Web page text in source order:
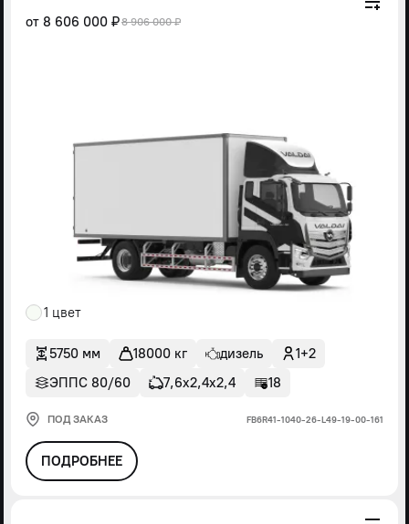
от 8 606 000 ₽8 906 000 ₽
1 цвет
5750 мм 18000 кг дизель
1+2
ЭППС 80/60
7,6х2,4х2,4 18
ПОД ЗАКАЗ FВ6R41-1040-26-L49-19-00-161
ПОДРОБНЕЕ